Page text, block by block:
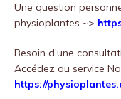
Une question
physioplantes ~>
Besoin d’une
Accédez au service
https://